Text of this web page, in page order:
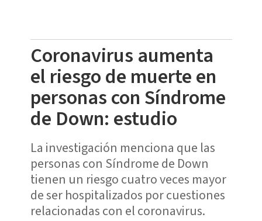
Coronavirus aumenta
el riesgo de muerte en
personas con Síndrome
de Down: estudio
La investigación menciona que las
personas con Síndrome de Down
tienen un riesgo cuatro veces mayor
de ser hospitalizados por cuestiones
relacionadas con el coronavirus.